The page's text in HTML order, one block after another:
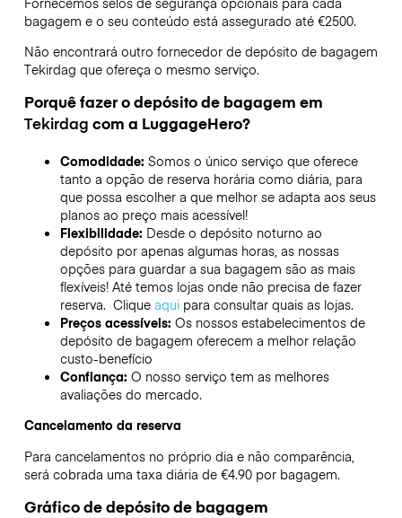
bagagem e o seu conteúdo está assegurado até €2500.
Não encontrará outro fornecedor de depósito de bagagem
Tekirdag que ofereça o mesmo serviço.
Porquê fazer o depósito de bagagem em
Tekirdag com a LuggageHero?
Comodidade: Somos o único serviço que oferece
tanto a opção de reserva horária como diária, para
que possa escolher a que melhor se adapta aos seus
planos ao preço mais acessível!
Flexibilidade: Desde o depósito noturno ao
depósito por apenas algumas horas, as nossas
opções para guardar a sua bagagem são as mais
flexíveis! Até temos lojas onde não precisa de fazer
reserva. Clique aquipara consultar quais as lojas.
Preços acessíveis: Os nossos estabelecimentos de
depósito de bagagem oferecem a melhor relação
custo-benefício
Confiança: O nosso serviço tem as melhores
avaliações do mercado.
Cancelamento da reserva
Para cancelamentos no próprio dia e não comparência,
será cobrada uma taxa diária de €4.90 por bagagem.
Gráfico de depósito de bagagem